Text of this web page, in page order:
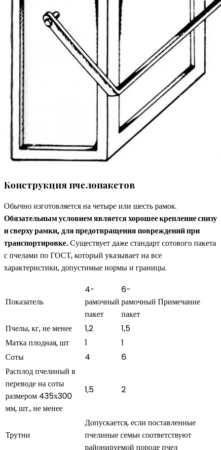
Конструкция пчелопакетов
Обычно изготовляется на четыре или шесть рамок.
Обязательным условием является хорошее крепление снизу
и сверху рамки, для предотвращения повреждений при
транспортировке.Существует даже стандарт сотового пакета
с пчелами по ГОСТ, который указывает на все
характеристики, допустимые нормы и границы.
Показатель
4-
рамочный
пакет
6-
рамочный
пакет
Примечание
Пчелы, кг, не менее 1,2
1,5
Матка плодная, шт
1
1
Соты
4
6
Расплод пчелиный в
переводе на соты
размером 435х300
мм, шт., не менее
1,5 2
Трутни
Допускается, если поставленные
пчелиные семьи соответствуют
районируемой породе пчел